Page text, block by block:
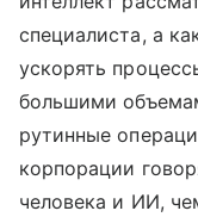
специалиста, а
ускорять
большими
рутинные
корпорации
человека и ИИ,